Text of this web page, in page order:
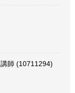
師 (10711294)